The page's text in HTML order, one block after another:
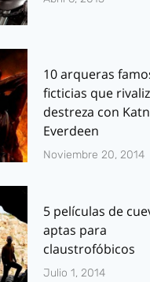
10 arqueras
ficticias que
destreza con
Everdeen
Noviembre 20, 2014
5 películas de
aptas para
claustrofóbicos
Julio 1, 2014